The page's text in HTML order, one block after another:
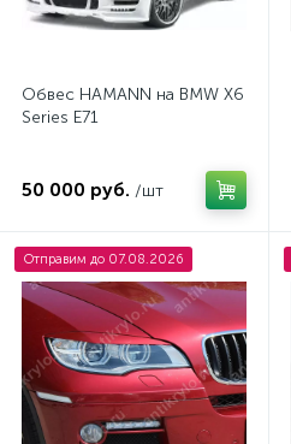
Обвес HAMANN на BMW X6
Series E71
50 000 руб. /шт
Отправим до 07.08.2026